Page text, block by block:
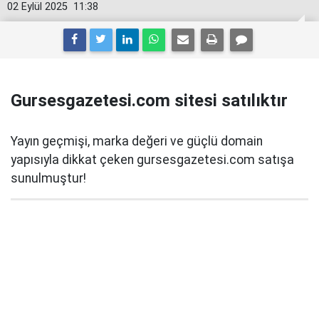
11:38
02 Eylül 2025
Gursesgazetesi.com sitesi satılıktır
Yayın geçmişi, marka değeri ve güçlü domain
yapısıyla dikkat çeken gursesgazetesi.com satışa
sunulmuştur!